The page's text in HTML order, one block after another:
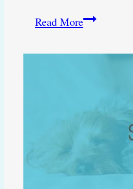
Read MoreVores
Skal
den